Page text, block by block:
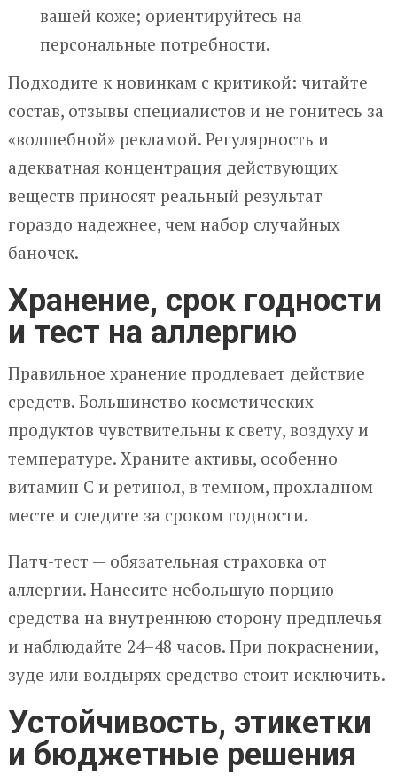
вашей коже; ориентируйтесь на
персональные потребности.
Подходите к новинкам с критикой: читайте
состав, отзывы специалистов и не гонитесь за
«волшебной» рекламой. Регулярность и
адекватная концентрация действующих
веществ приносят реальный результат
гораздо надежнее, чем набор случайных
баночек.
Хранение, срок годности
и тест на аллергию
Правильное хранение продлевает действие
средств. Большинство косметических
продуктов чувствительны к свету, воздуху и
температуре. Храните активы, особенно
витамин C и ретинол, в темном, прохладном
месте и следите за сроком годности.
Патч-тест — обязательная страховка от
аллергии. Нанесите небольшую порцию
средства на внутреннюю сторону предплечья
и наблюдайте 24–48 часов. При покраснении,
зудe или волдырях средство стоит исключить.
Устойчивость, этикетки
и бюджетные решения